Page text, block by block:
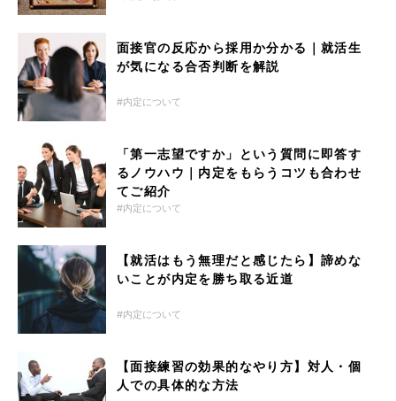
面接官の反応から採用か分かる｜就活生
が気になる合否判断を解説
内定について
「第一志望ですか」という質問に即答す
るノウハウ｜内定をもらうコツも合わせ
てご紹介
内定について
【就活はもう無理だと感じたら】諦めな
いことが内定を勝ち取る近道
内定について
【面接練習の効果的なやり方】対人・個
人での具体的な方法